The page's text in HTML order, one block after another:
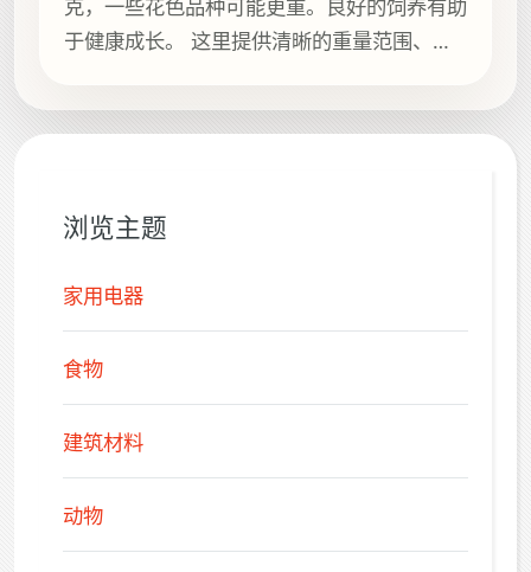
克，一些花色品种可能更重。良好的饲养有助
于健康成长。 这里提供清晰的重量范围、简
上的相关指南，方便继续浏览。
浏览主题
家用电器
食物
建筑材料
动物